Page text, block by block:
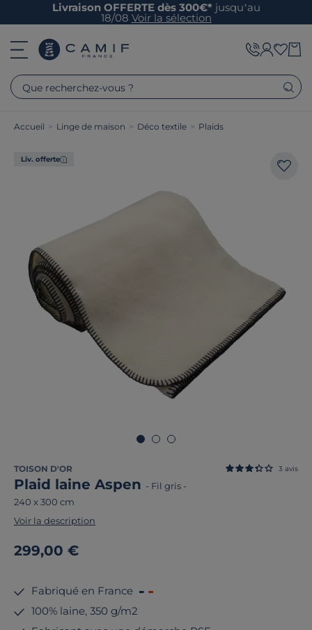
Livraison OFFERTE dès 300€* jusqu’au
18/08 Voir la sélection
Que recherchez-vous ?
Accueil > Linge de maison > Déco textile > Plaids
Liv. offerte
TOISON D'OR
Plaid laine Aspen - Fil gris -
240 x 300 cm
3 avis
Voir la description
299,00 €
Fabriqué en France
100% laine, 350 g/m2